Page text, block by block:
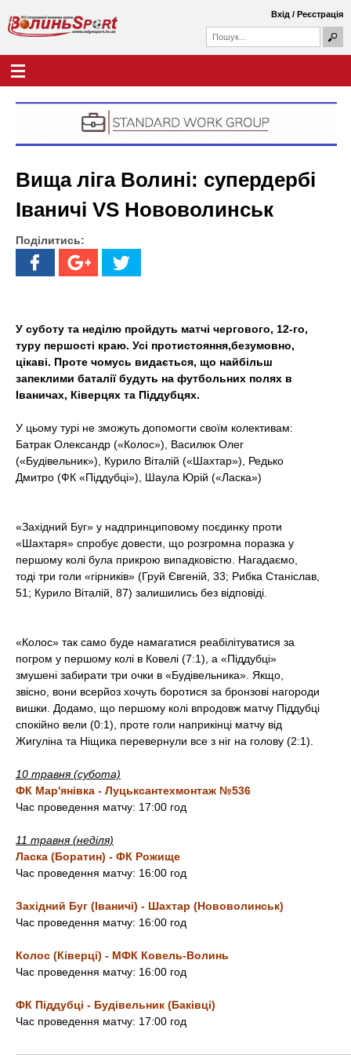
вмісту
В
о
н
ь
S
p
о
у
к
о
в
а
о
м
о
ш
Вхід / Реєстрація
Вища ліга Волині: супердербі
Іваничі VS Нововолинськ
Поділитись:
У суботу та неділю пройдуть матчі чергового, 12-го,
туру першості краю. Усі протистояння,безумовно,
цікаві. Проте чомусь видається, що найбільш
запеклими баталії будуть на футбольних полях в
Іваничах, Ківерцях та Піддубцях.
У цьому турі не зможуть допомогти своїм колективам:
Батрак Олександр («Колос»), Василюк Олег
(«Будівельник»), Курило Віталій («Шахтар»), Редько
Дмитро (ФК «Піддубці»), Шаула Юрій («Ласка»)
«Західний Буг» у надпринциповому поєдинку проти
«Шахтаря» спробує довести, що розгромна поразка у
першому колі була прикрою випадковістю. Нагадаємо,
тоді три голи «гірників» (Груй Євгеній, 33; Рибка Станіслав,
51; Курило Віталій, 87) залишились без відповіді.
«Колос» так само буде намагатися реабілітуватися за
погром у першому колі в Ковелі (7:1), а «Піддубці»
змушені забирати три очки в «Будівельника». Якщо,
звісно, вони всерйоз хочуть боротися за бронзові нагороди
вишки. Додамо, що першому колі впродовж матчу Піддубці
спокійно вели (0:1), проте голи наприкінці матчу від
Жигуліна та Ніщика перевернули все з ніг на голову (2:1).
10 травня (субота)
ФК Мар'янівка - Луцьксантехмонтаж №536
Час проведення матчу: 17:00 год
11 травня (неділя)
Ласка (Боратин) - ФК Рожище
Час проведення матчу: 16:00 год
Західний Буг (Іваничі) - Шахтар (Нововолинськ)
Час проведення матчу: 16:00 год
Колос (Ківерці) - МФК Ковель-Волинь
Час проведення матчу: 16:00 год
ФК Піддубці - Будівельник (Баківці)
Час проведення матчу: 17:00 год